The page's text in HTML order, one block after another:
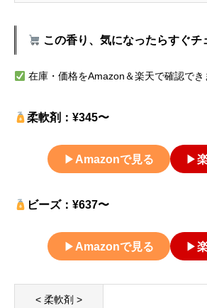
この香り、気になったらすぐチ
在庫・価格をAmazon＆楽天で確認でき
柔軟剤：¥345〜
▶ Amazonで見る ▶
ビーズ：¥637〜
▶ Amazonで見る ▶
< 柔軟剤 >